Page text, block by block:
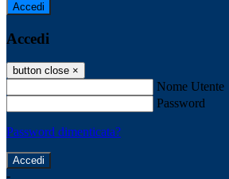
Accedi
Accedi
button close ×
Nome Utente
Password
Password dimenticata?
-